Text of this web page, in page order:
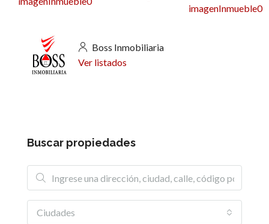
Boss Inmobiliaria
Ver listados
Buscar propiedades
Ciudades